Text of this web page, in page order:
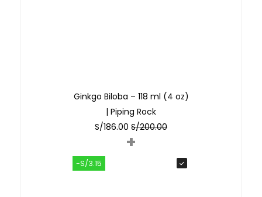
Ginkgo Biloba – 118 ml (4 oz)
| Piping Rock
S/186.00 S/200.00
+
-S/3.15